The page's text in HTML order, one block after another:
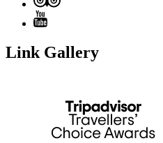
Link Gallery